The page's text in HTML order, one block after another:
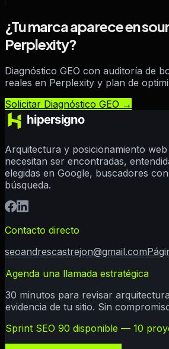
¿Tu marca aparece en
Perplexity?
Diagnóstico GEO con auditoría de
reales en Perplexity y plan de
Solicitar Diagnóstico GEO →
Arquitectura y posicionamiento
necesitan ser encontradas,
elegidas en Google, buscadores
búsqueda.
Contacto directo
seoandrescastrejon@gmail.com
Agenda una llamada estratégica
30 minutos para revisar
evidencia de tu sitio. Sin
Sprint SEO 90 disponible — 10